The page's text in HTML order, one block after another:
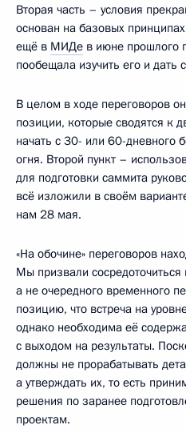
Вторая часть – условия
основан на базовых
ещё в МИДе в июне прошлого
пообещала изучить его и
В целом в ходе переговоров
позиции, которые сводятся к
начать с 30- или 60-дневного
огня. Второй пункт –
для подготовки саммита
всё изложили в своём
нам 28 мая.
«На обочине» переговоров
Мы призвали
а не очередного временного
позицию, что встреча на
однако необходима её
с выходом на результаты.
должны не прорабатывать
а утверждать их, то есть
решения по заранее
проектам.